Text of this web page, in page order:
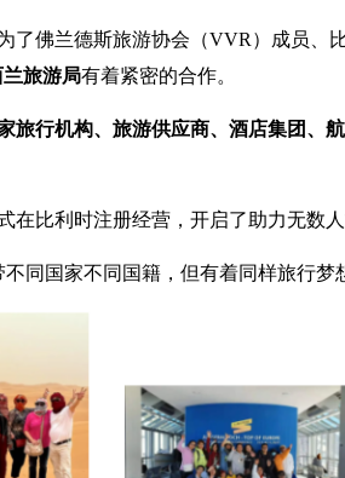
了佛兰德斯旅游协会（VVR）成员
旅游局有着紧密的合作。
旅行机构、旅游供应商、酒店集团、
在比利时注册经营，开启了助力无数
同国家不同国籍，但有着同样旅行梦